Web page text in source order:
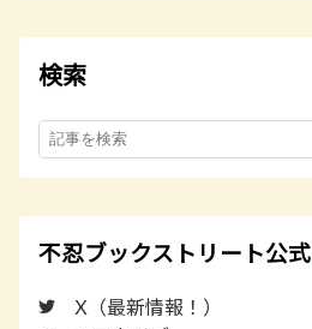
検索
不忍ブックストリート公式
X（最新情報！）